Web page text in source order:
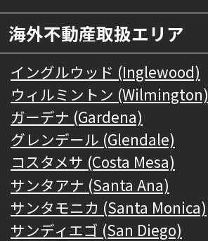
海外不動産取扱エリア
イングルウッド (Inglewood)
ウィルミントン (Wilmington)
ガーデナ (Gardena)
グレンデール (Glendale)
コスタメサ (Costa Mesa)
サンタアナ (Santa Ana)
サンタモニカ (Santa Monica)
サンディエゴ (San Diego)